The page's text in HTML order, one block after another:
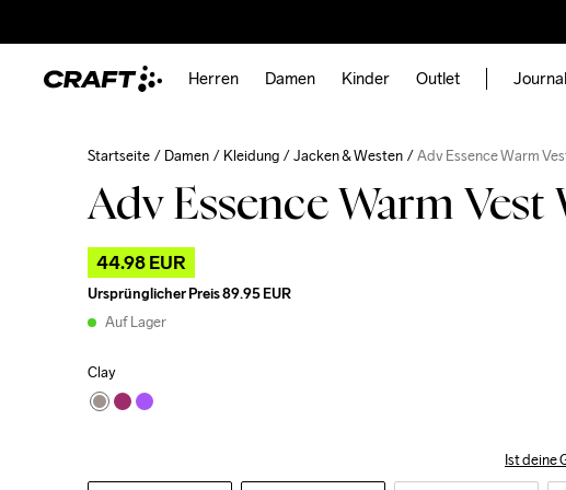
Herren Damen Kinder Outlet Journal
Startseite Damen Kleidung Jacken & Westen Adv Essence Warm
Adv Essence Warm Vest
44.98 EUR
Ursprünglicher Preis89.95 EUR
Auf Lager
Clay
Ist deine